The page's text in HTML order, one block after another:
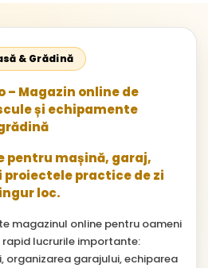
& Grădină
– Magazin online de
și echipamente
pentru mașină, garaj,
practice de zi
loc.
magazinul online pentru oameni
rapid lucrurile importante:
organizarea garajului, echiparea